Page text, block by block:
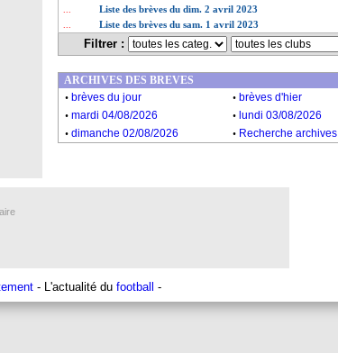
Liste des brèves du dim. 2 avril 2023
Liste des brèves du sam. 1 avril 2023
Filtrer :
ARCHIVES DES BREVES
. brèves du jour . brèves d'hier
. mardi 04/08/2026 . lundi 03/08/2026
. dimanche 02/08/2026 . Recherche archives
- L'actualité du football -